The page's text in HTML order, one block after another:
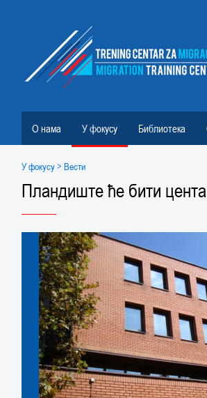
О нама У фокусу Библиотека
У фокусу> Вести
Пландиште ће бити